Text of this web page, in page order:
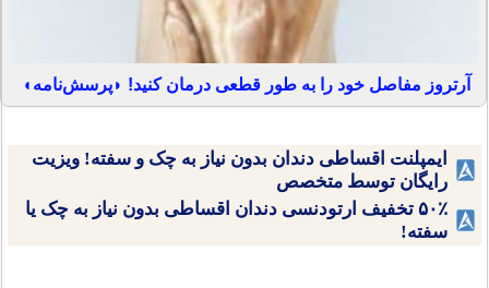
آرتروز مفاصل خود را به طور قطعی درمان کنید! ◗پرسش‌نامه◖
ایمپلنت اقساطی دندان بدون نیاز به چک و سفته! ویزیت
رایگان توسط متخصص
۵۰٪ تخفیف ارتودنسی دندان اقساطی بدون نیاز به چک یا
سفته!